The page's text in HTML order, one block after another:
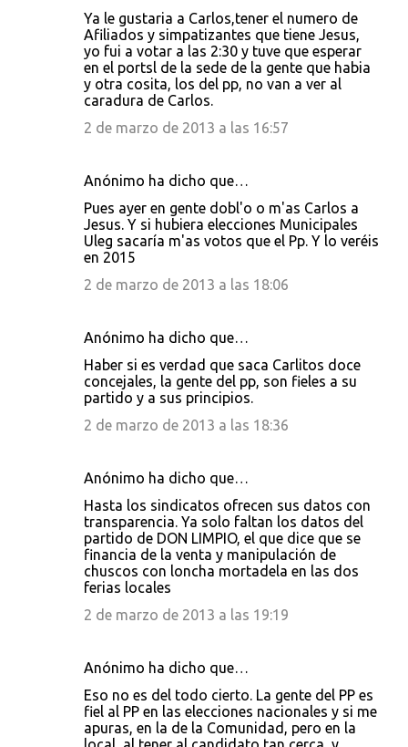
Ya le gustaria a Carlos,tener el numero de
Afiliados y simpatizantes que tiene Jesus,
yo fui a votar a las 2:30 y tuve que esperar
en el portsl de la sede de la gente que habia
y otra cosita, los del pp, no van a ver al
caradura de Carlos.
2 de marzo de 2013 a las 16:57
Anónimo ha dicho que…
Pues ayer en gente dobl'o o m'as Carlos a
Jesus. Y si hubiera elecciones Municipales
Uleg sacaría m'as votos que el Pp. Y lo veréis
en 2015
2 de marzo de 2013 a las 18:06
Anónimo ha dicho que…
Haber si es verdad que saca Carlitos doce
concejales, la gente del pp, son fieles a su
partido y a sus principios.
2 de marzo de 2013 a las 18:36
Anónimo ha dicho que…
Hasta los sindicatos ofrecen sus datos con
transparencia. Ya solo faltan los datos del
partido de DON LIMPIO, el que dice que se
financia de la venta y manipulación de
chuscos con loncha mortadela en las dos
ferias locales
2 de marzo de 2013 a las 19:19
Anónimo ha dicho que…
Eso no es del todo cierto. La gente del PP es
fiel al PP en las elecciones nacionales y si me
apuras, en la de la Comunidad, pero en la